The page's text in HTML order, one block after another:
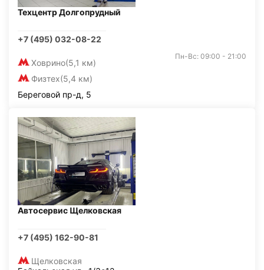
Техцентр Долгопрудный
+7 (495) 032-08-22
Ховрино(5,1 км)
Физтех(5,4 км)
Пн-Вс: 09:00 - 21:00
Береговой пр-д, 5
Автосервис Щелковская
+7 (495) 162-90-81
Щелковская